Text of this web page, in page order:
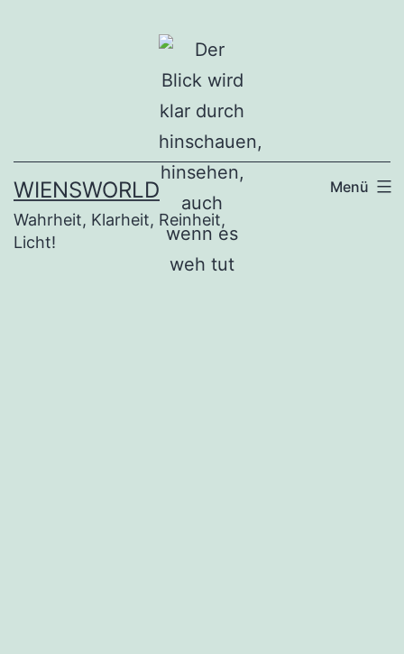
WIENSWORLD
Wahrheit, Klarheit, Reinheit,
Licht!
Menü